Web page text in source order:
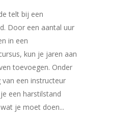
telt bij een
Door een aantal uur
in een
kun je jaren aan
toevoegen. Onder
van een instructeur
een harstilstand
je moet doen...